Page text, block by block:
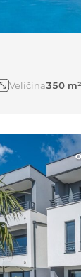
Veličina350 m²